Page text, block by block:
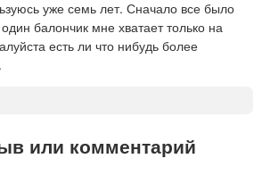
уже семь лет. Сначало все было
балончик мне хватает только на
есть ли что нибудь более
или комментарий